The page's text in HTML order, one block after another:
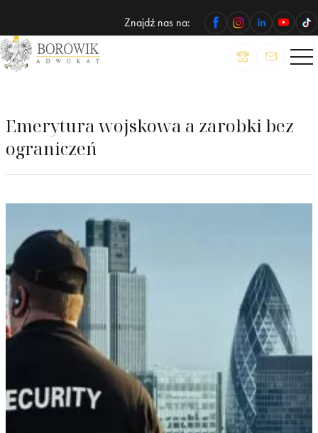
Znajdź nas na:
ADWOKAT
Wojciech
Emerytura wojskowa a zarobki bez
ograniczeń